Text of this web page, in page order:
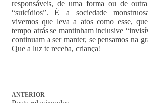
responsáveis, de uma forma ou de
“suicídios”. É a sociedade
vivemos que leva a atos como esse,
tempo atrás se mantinham inclusive
continuam a ser manter, se pensamos na
Que a luz te receba, criança!
ANTERIOR